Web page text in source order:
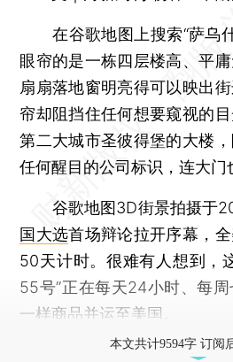
在谷歌地图上搜索“萨乌什
眼帘的是一栋四层楼高、平
扇扇落地窗明亮得可以映出
帘却阻挡住任何想要窥视的
第二大城市圣彼得堡的大楼
任何醒目的公司标识，连大门
谷歌地图3D街景拍摄于
国大选首场辩论拉开序幕，
50天计时。很难有人想到，
55号”正在每天24小时、每
一样商品并运至美国。
本文共计9594字 订阅